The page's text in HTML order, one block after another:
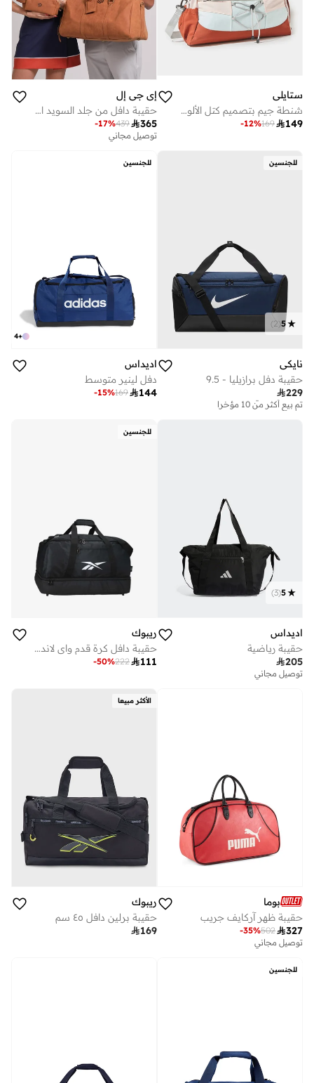
ستايلي
شنطة جيم بتصميم كتل الألوان
149
169
-12%
إي جي إل
حقيبة دافل من جلد السويد النباتي - لون إسبريسو بني
365
439
-17%
توصيل مجاني
للجنسين
5
(
2
)
نايكي
حقيبة دفل برازيليا - 9.5
229
توصيل مجاني
تم بيع أكثر من 10 مؤخرا
للجنسين
+
4
اديداس
دفل لينير متوسط
144
169
-15%
5
(
3
)
اديداس
حقيبة رياضية
205
توصيل مجاني
للجنسين
ريبوك
حقيبة دافل كرة قدم واي لاند سم
111
222
-50%
بوما
حقيبة ظهر آركايف جريب
327
502
-35%
توصيل مجاني
الأكثر مبيعا
ريبوك
حقيبة برلين دافل ٤٥ سم
169
للجنسين